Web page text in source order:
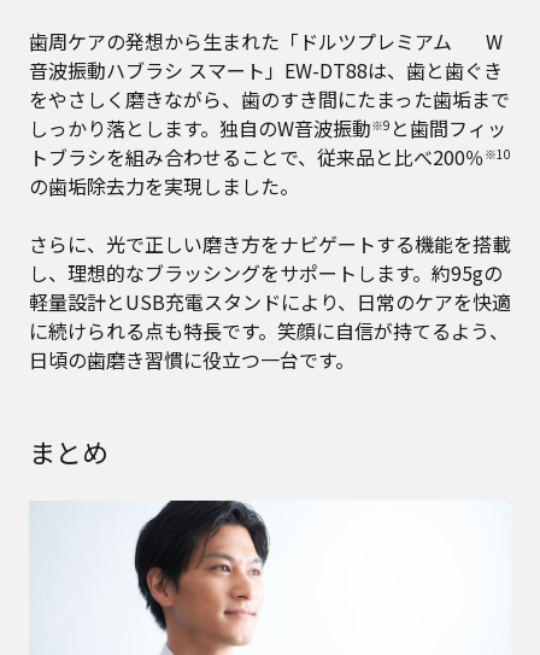
歯周ケアの発想から生まれた「ドルツプレミアム W
音波振動ハブラシ スマート」EW-DT88は、歯と歯ぐき
をやさしく磨きながら、歯のすき間にたまった歯垢まで
しっかり落とします。独自のW音波振動※9 と歯間フィッ
トブラシを組み合わせることで、従来品と比べ200％ ※10
の歯垢除去力を実現しました。
さらに、光で正しい磨き方をナビゲートする機能を搭載
し、理想的なブラッシングをサポートします。約95gの
軽量設計とUSB充電スタンドにより、日常のケアを快適
に続けられる点も特長です。笑顔に自信が持てるよう、
日頃の歯磨き習慣に役立つ一台です。
まとめ